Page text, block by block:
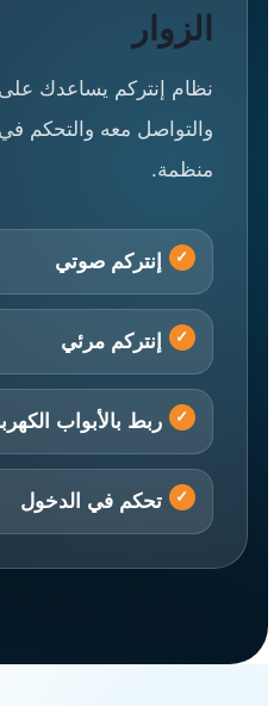
الزوار
نظام إنتركم يساعدك على
والتواصل معه والتحكم
منظمة.
إنتركم صوتي
إنتركم مرئي
ربط بالأبواب
تحكم في الدخول